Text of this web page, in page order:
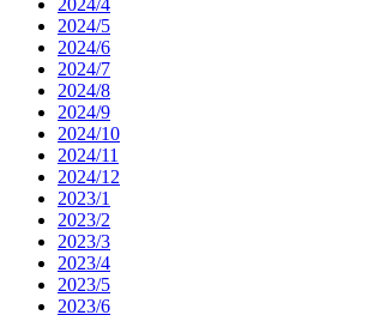
2024/5
2024/6
2024/7
2024/8
2024/9
2024/10
2024/11
2024/12
2023/1
2023/2
2023/3
2023/4
2023/5
2023/6